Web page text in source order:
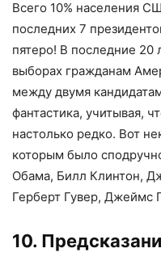
Всего 10% населения
последних 7
пятеро! В последние 20
выборах гражданам
между двумя
фантастика, учитывая,
настолько редко. Вот
которым было
Обама, Билл Клинтон,
Герберт Гувер,
10.